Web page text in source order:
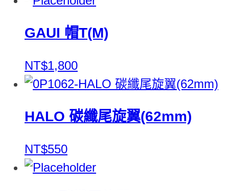
GAUI 帽T(M)
NT$1,800
HALO 碳纖尾旋翼(62mm)
NT$550